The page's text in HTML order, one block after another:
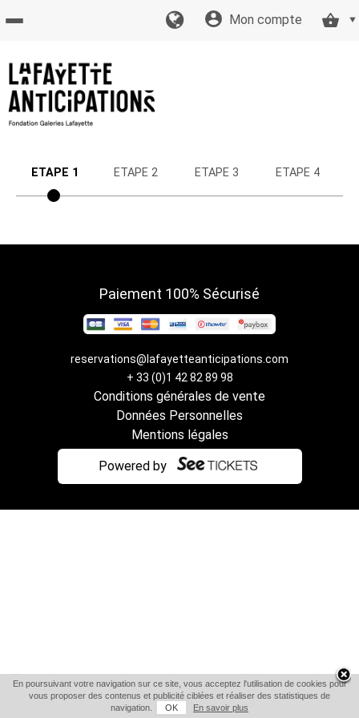
Accueil
billetterie
Mon compte
ETAPE 1 ETAPE 2 ETAPE 3 ETAPE 4
Paiement 100% Sécurisé
reservations@lafayetteanticipations.com
+ 33 (0)1 42 82 89 98
Conditions générales de vente
Données Personnelles
Mentions légales
Powered by
En poursuivant votre navigation sur ce site, vous acceptez l'utilisation de cookies pour
vous proposer des contenus et publicité ciblées et réaliser des statistiques de
navigation.
OK En savoir plus